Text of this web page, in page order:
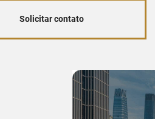
Solicitar contato